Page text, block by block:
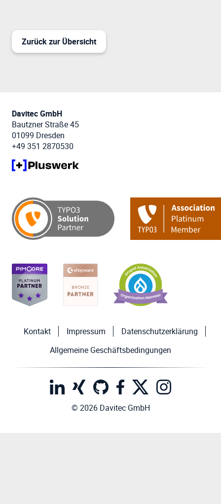
Zurück zur Übersicht
Davitec GmbH
Bautzner Straße 45
01099 Dresden
+49 351 2870530
Kontakt Impressum
Datenschutzerklärung
Allgemeine Geschäftsbedingungen
© 2026 Davitec GmbH